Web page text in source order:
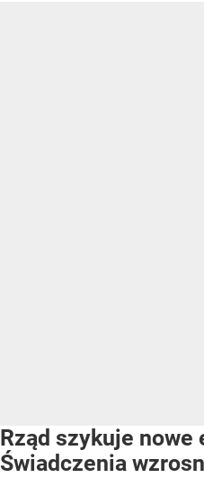
Rząd szykuje nowe
Świadczenia